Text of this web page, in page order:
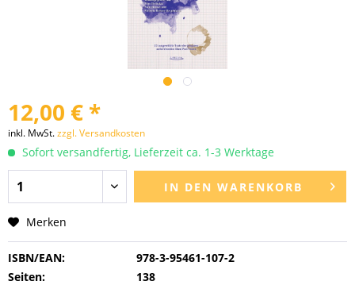
12,00 € *
inkl. MwSt.zzgl. Versandkosten
Sofort versandfertig, Lieferzeit ca. 1-3 Werktage
IN DEN WARENKORB
Merken
ISBN/EAN:
978-3-95461-107-2
Seiten:
138